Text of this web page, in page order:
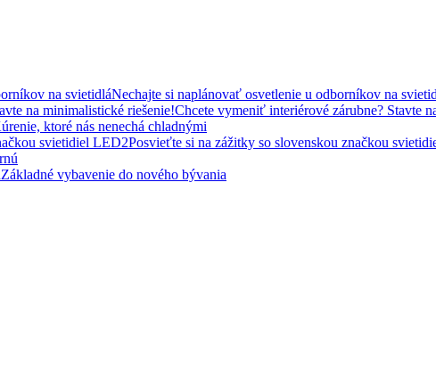
Nechajte si naplánovať osvetlenie u odborníkov na
Chcete vymeniť interiérové ​​zárubne? Stavte
ktoré nás nenechá chladnými
Posvieťte si na zážitky so slovenskou značkou
Základné vybavenie do nového bývania